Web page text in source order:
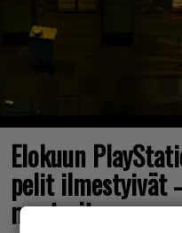
Elokuun
pelit ilmestyivät
mestariteos